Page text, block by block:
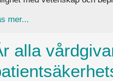
mer...
alla